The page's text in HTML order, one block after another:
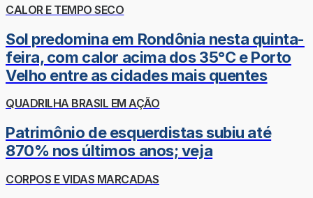
CALOR E TEMPO SECO
Sol predomina em Rondônia nesta quinta-
feira, com calor acima dos 35°C e Porto
Velho entre as cidades mais quentes
QUADRILHA BRASIL EM AÇÃO
Patrimônio de esquerdistas subiu até
870% nos últimos anos; veja
CORPOS E VIDAS MARCADAS